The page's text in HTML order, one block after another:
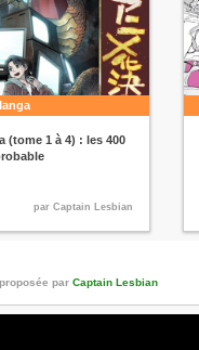
(tome 1 à 4) : les 400
par Captain Lesbian
proposée par Captain Lesbian